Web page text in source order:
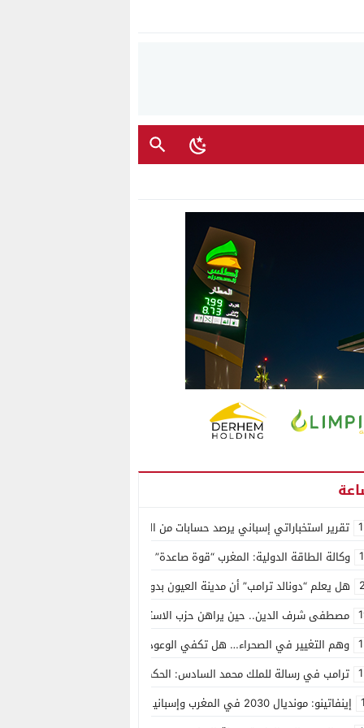
تقرير استخباراتي إسباني يرصد حسابات من الجزائر وأرقاما بـ”213+” ضمن حملة رقمية منظمة حرّضت على اقتحام سبتة
وكالة الطاقة الدولية: المغرب “قوة صاعدة” في سوق المعادن الاستراتيجية
هل يعلم “دونالد ترامب” أن مدينة العيون بدون ماء؟
مصطفى شرف الدين.. حين يراهن حزب الاستقلال على الكفاءة ويمنح الشباب
وهم التغيير في الصحراء… هل تكفي الوعود الفارغة لصناعة الواقع؟
ترامب في رسالة للملك محمد السادس: الحكم الذاتي هو الأساس الوحيد لحل
إينفاتينو: مونديال 2030 في المغرب وإسبانيا والبرتغال سيكون “الأجمل في التاريخ”